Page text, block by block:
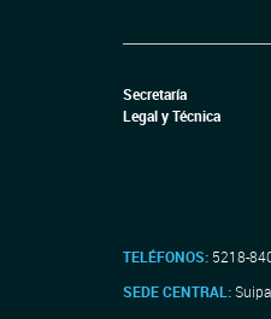
Secretaría
Legal y Técnica
TELÉFONOS: 5218-
SEDE CENTRAL: